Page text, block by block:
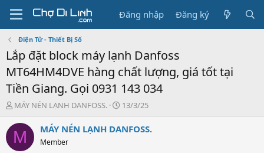
Đăng nhập Đăng ký
Điện Tử - Thiết Bị Số
Lắp đặt block máy lạnh Danfoss
MT64HM4DVE hàng chất lượng, giá tốt tại
Tiền Giang. Gọi 0931 143 034
T
r
e
a
MÁY NÉN LẠNH DANFOSS.
N
à
13/3/25
M MÁY NÉN LẠNH DANFOSS.
Member